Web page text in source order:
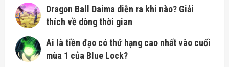
Dragon Ball Daima diễn ra khi nào? Giải
thích về dòng thời gian
Ai là tiền đạo có thứ hạng cao nhất vào cuối
mùa 1 của Blue Lock?